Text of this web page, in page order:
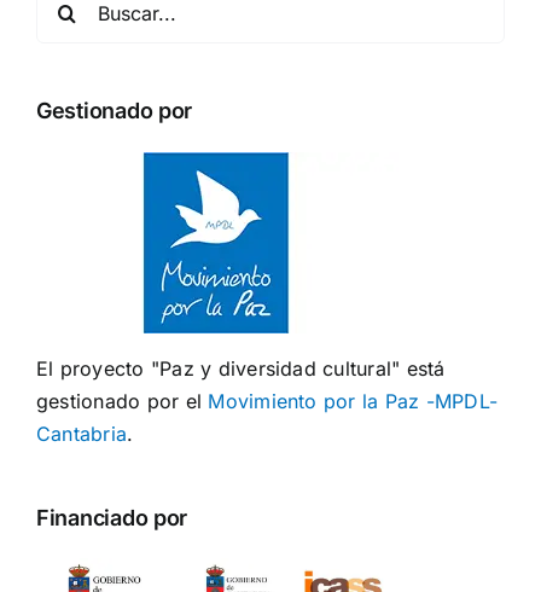
Gestionado por
El proyecto "Paz y diversidad cultural" está
gestionado por el Movimiento por la Paz -MPDL-
Cantabria.
Financiado por